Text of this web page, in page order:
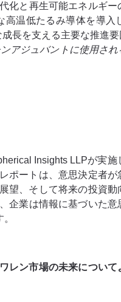
と再生可能エネルギー
温低たるみ導体を導入
長を支える主要な推進要
アジュバントに使用さ
Insights LLPが実
ポートは、意思決定者
望、そして将来の投資動
企業は情報に基づいた
レン市場の未来につい